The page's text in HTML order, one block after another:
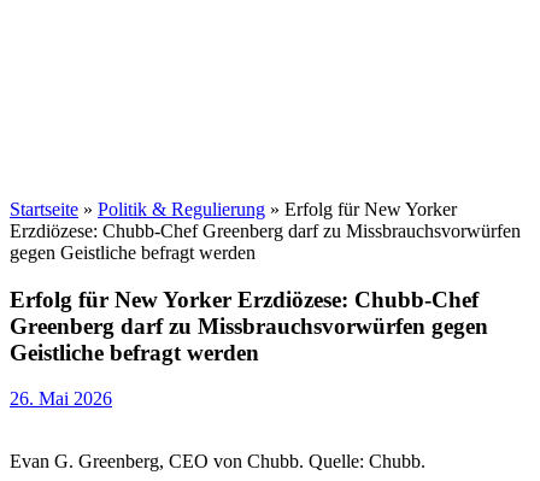
Startseite » Politik & Regulierung » Erfolg für New Yorker
Erzdiözese: Chubb-Chef Greenberg darf zu Missbrauchsvorwürfen
gegen Geistliche befragt werden
Erfolg für New Yorker Erzdiözese: Chubb-Chef
Greenberg darf zu Missbrauchsvorwürfen gegen
Geistliche befragt werden
26. Mai 2026
Evan G. Greenberg, CEO von Chubb. Quelle: Chubb.